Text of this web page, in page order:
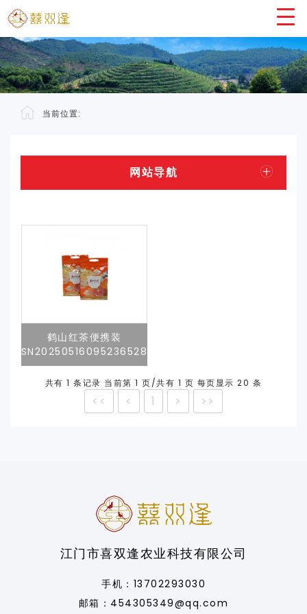
当前位置:
网站导航
鹤山红茶便携装
SN20250516095236528
共有 1 条记录 当前第 1 页/共有 1 页 每页显示 20 条
<< < 1 > >>
江门市喜双逢农业科技有限公司
手机：13702293030
邮箱：454305349@qq.com